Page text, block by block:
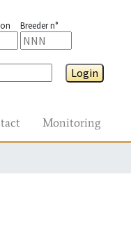
Breeder n°
Login
Monitoring